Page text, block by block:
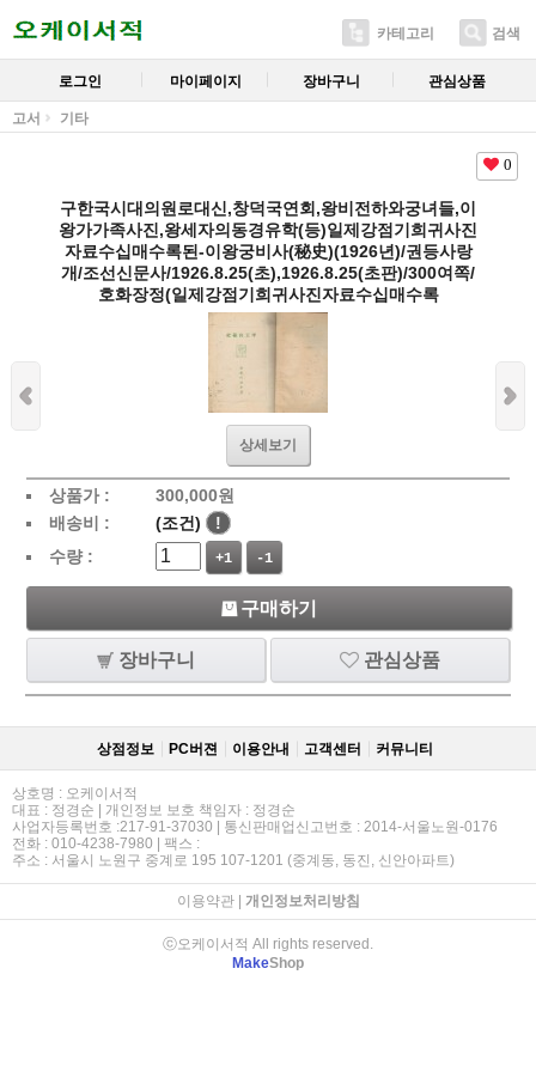
카테고리 검색
로그인 마이페이지 장바구니 관심상품
고서 기타
0
구한국시대의원로대신,창덕국연회,왕비전하와궁녀들,이
왕가가족사진,왕세자의동경유학(등)일제강점기희귀사진
자료수십매수록된-이왕궁비사(秘史)(1926년)/권등사랑
개/조선신문사/1926.8.25(초),1926.8.25(초판)/300여쪽/
호화장정(일제강점기희귀사진자료수십매수록
상세보기
상품가 : 300,000원
배송비 :
(조건)
!
수량 :
+1 -1
구매하기
장바구니 관심상품
상점정보 PC버젼 이용안내 고객센터 커뮤니티
상호명 : 오케이서적
대표 : 정경순 | 개인정보 보호 책임자 : 정경순
사업자등록번호 :217-91-37030 | 통신판매업신고번호 : 2014-서울노원-0176
전화 : 010-4238-7980 | 팩스 :
주소 : 서울시 노원구 중계로 195 107-1201 (중계동, 동진, 신안아파트)
이용약관| 개인정보처리방침
ⓒ오케이서적 All rights reserved.
MakeShop